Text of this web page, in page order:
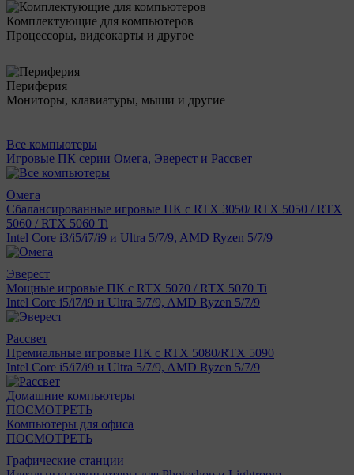
Комплектующие для компьютеров
Процессоры, видеокарты и другое
Периферия
Мониторы, клавиатуры, мыши и другие
Все компьютеры
Игровые ПК серии Омега, Эверест и Рассвет
Омега
Сбалансированные игровые ПК с RTX 3050/ RTX 5050 / RTX
5060 / RTX 5060 Ti
Intel Core i3/i5/i7/i9 и Ultra 5/7/9, AMD Ryzen 5/7/9
Эверест
Мощные игровые ПК с RTX 5070 / RTX 5070 Ti
Intel Core i5/i7/i9 и Ultra 5/7/9, AMD Ryzen 5/7/9
Рассвет
Премиальные игровые ПК с RTX 5080/RTX 5090
Intel Core i5/i7/i9 и Ultra 5/7/9, AMD Ryzen 5/7/9
Домашние компьютеры
ПОСМОТРЕТЬ
Компьютеры для офиса
ПОСМОТРЕТЬ
Графические станции